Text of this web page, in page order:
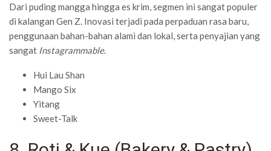
Dari puding mangga hingga es krim, segmen ini sangat populer
di kalangan Gen Z. Inovasi terjadi pada perpaduan rasa baru,
penggunaan bahan-bahan alami dan lokal, serta penyajian yang
sangat Instagrammable.
Hui Lau Shan
Mango Six
Yitang
Sweet-Talk